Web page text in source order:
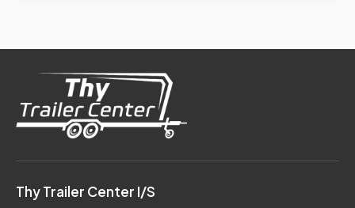
Thy Trailer Center I/S